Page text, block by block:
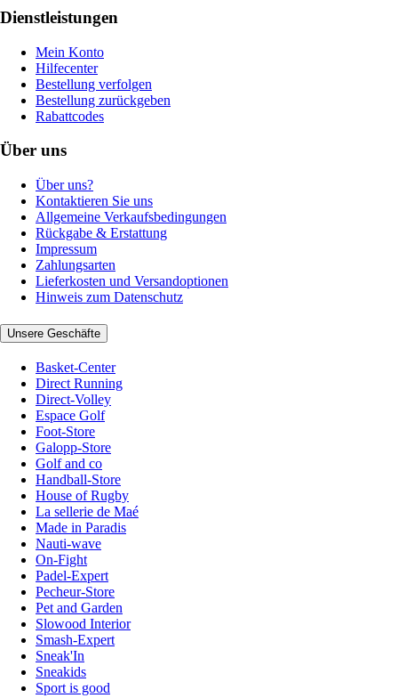
Dienstleistungen
Mein Konto
Hilfecenter
Bestellung verfolgen
Bestellung zurückgeben
Rabattcodes
Über uns
Über uns?
Kontaktieren Sie uns
Allgemeine Verkaufsbedingungen
Rückgabe & Erstattung
Impressum
Zahlungsarten
Lieferkosten und Versandoptionen
Hinweis zum Datenschutz
Unsere Geschäfte
Basket-Center
Direct Running
Direct-Volley
Espace Golf
Foot-Store
Galopp-Store
Golf and co
Handball-Store
House of Rugby
La sellerie de Maé
Made in Paradis
Nauti-wave
On-Fight
Padel-Expert
Pecheur-Store
Pet and Garden
Slowood Interior
Smash-Expert
Sneak'In
Sneakids
Sport is good